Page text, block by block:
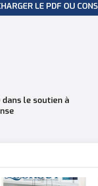
LE PDF OU
dans le soutien à